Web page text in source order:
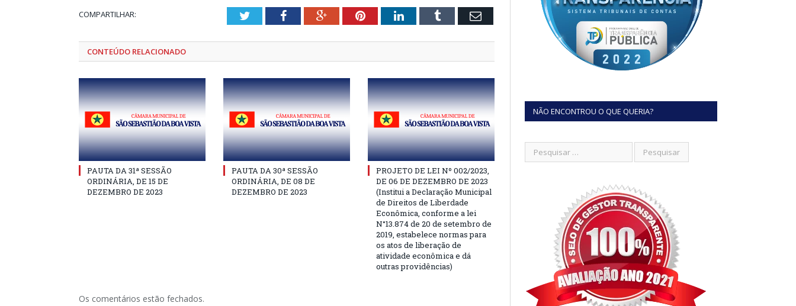
COMPARTILHAR: TwitterFacebookGoogle+PinterestLinkedInTumblr Email
CONTEÚDO RELACIONADO
PAUTA DA 31ª SESSÃO
ORDINÁRIA, DE 15 DE
DEZEMBRO DE 2023
PAUTA DA 30ª SESSÃO
ORDINÁRIA, DE 08 DE
DEZEMBRO DE 2023
PROJETO DE LEI Nº 002/2023,
DE 06 DE DEZEMBRO DE 2023
(Institui a Declaração Municipal
de Direitos de Liberdade
Econômica, conforme a lei
N°13.874 de 20 de setembro de
2019, estabelece normas para
os atos de liberação de
atividade econômica e dá
outras providências)
Os comentários estão fechados.
NÃO ENCONTROU O QUE QUERIA?